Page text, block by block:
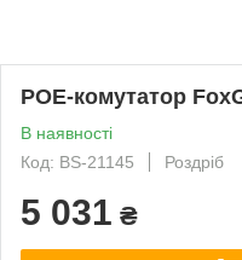
POE-комутатор
В наявності
Код: BS-21145
Роздріб
5 031 ₴